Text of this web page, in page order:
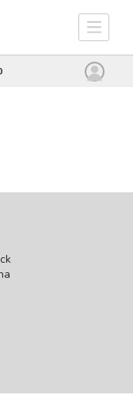
busqueda